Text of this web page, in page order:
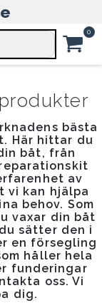
0
vårt
bästa
Här hittar du
båt, från
av
vi kan hjälpa
behov. Som
vaxar din båt
sätter den i
en försegling
håller hela
funderingar
oss. Vi
dig.